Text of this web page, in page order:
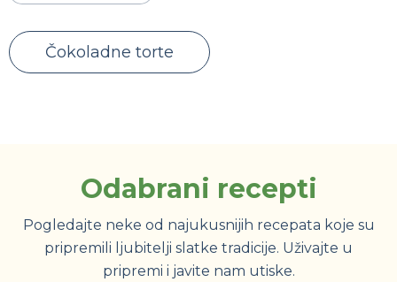
Čokoladne torte
Odabrani recepti
Pogledajte neke od najukusnijih recepata koje su
pripremili ljubitelji slatke tradicije. Uživajte u
pripremi i javite nam utiske.